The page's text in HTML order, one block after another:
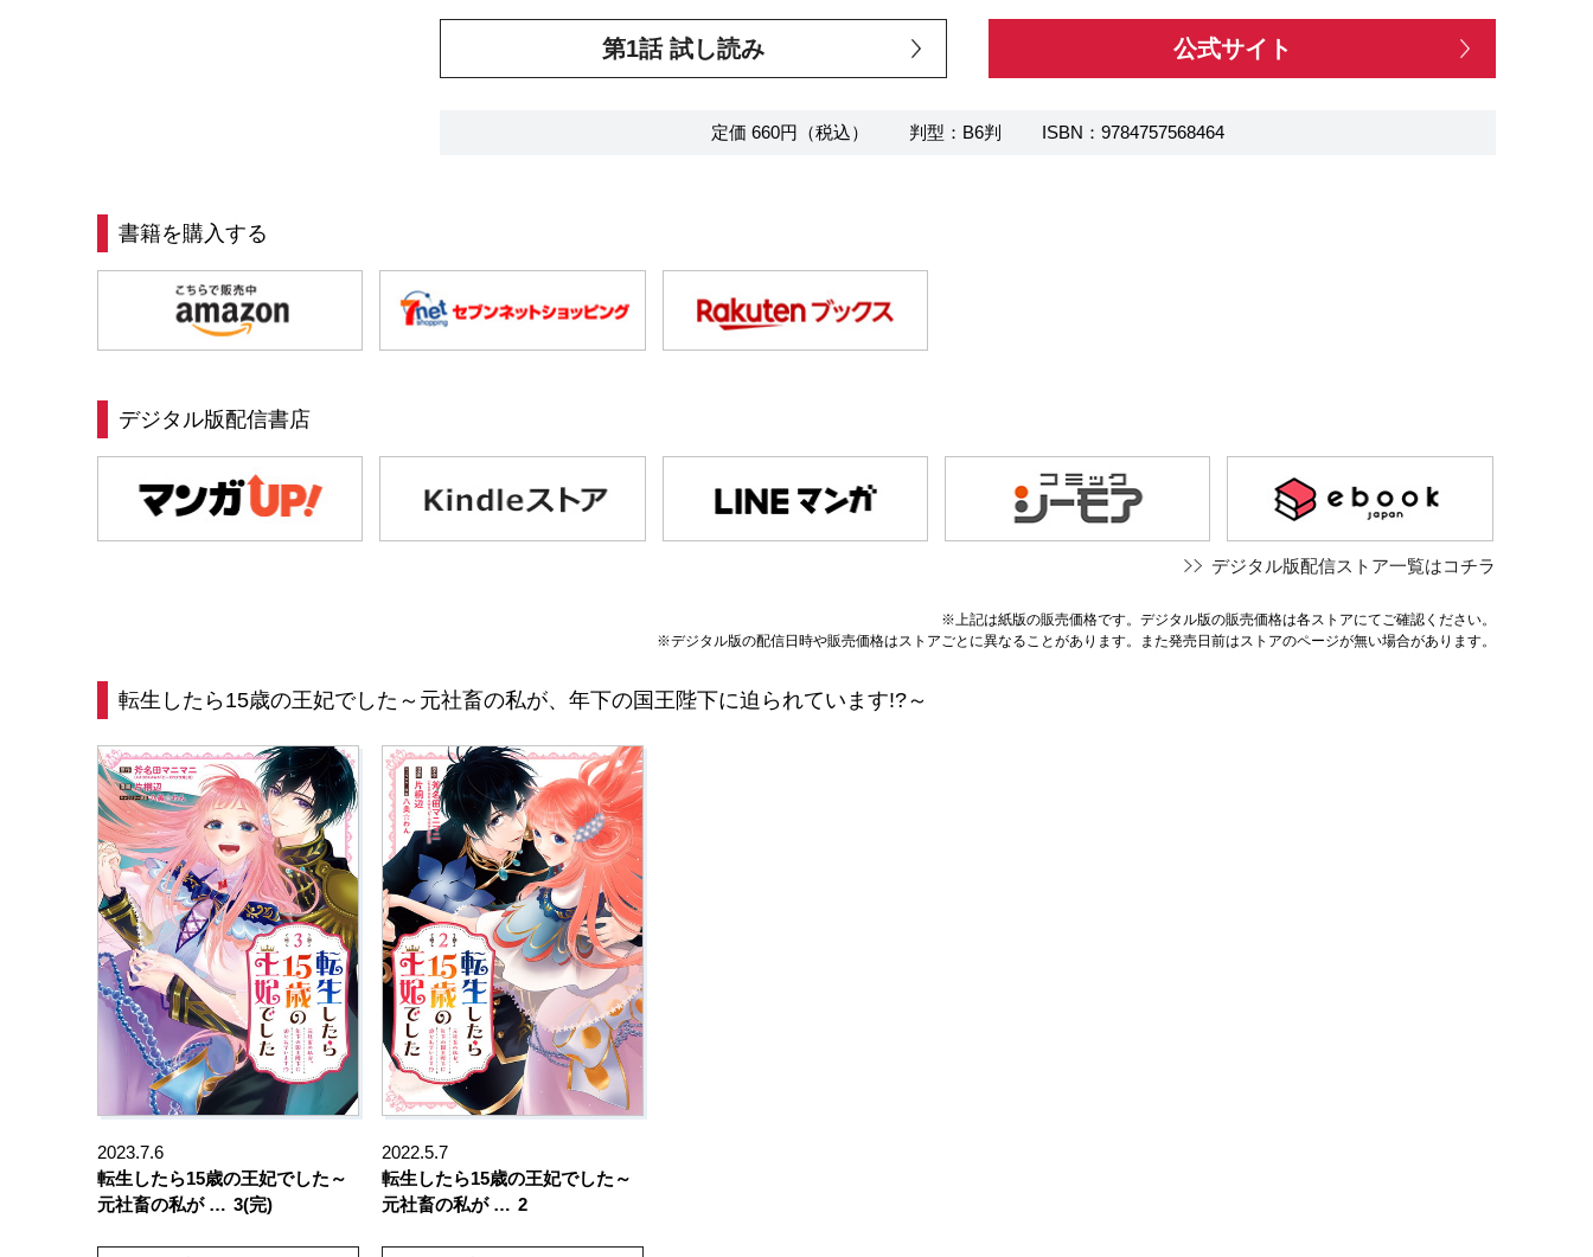
第1話 試し読み 公式サイト
定価 660円（税込） 判型：B6判 ISBN：9784757568464
書籍を購入する
デジタル版配信書店
デジタル版配信ストア一覧はコチラ
※上記は紙版の販売価格です。デジタル版の販売価格は各ストアにてご確認ください。
※デジタル版の配信日時や販売価格はストアごとに異なることがあります。また発売日前はストアのページが無い場合があります。
転生したら15歳の王妃でした～元社畜の私が、年下の国王陛下に迫られています!?～
2023.7.6
転生したら15歳の王妃でした～
元社畜の私が … 3(完)
2022.5.7
転生したら15歳の王妃でした～
元社畜の私が … 2